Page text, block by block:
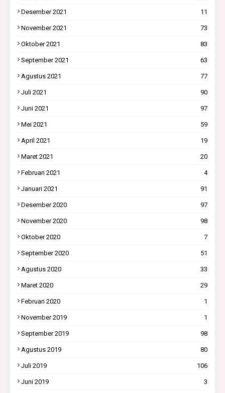
Desember 2021 11
November 2021 73
Oktober 2021 83
September 2021 63
Agustus 2021 77
Juli 2021 90
Juni 2021 97
Mei 2021 59
April 2021 19
Maret 2021 20
Februari 2021 4
Januari 2021 91
Desember 2020 97
November 2020 98
Oktober 2020 7
September 2020 51
Agustus 2020 33
Maret 2020 29
Februari 2020 1
November 2019 1
September 2019 98
Agustus 2019 80
Juli 2019 106
Juni 2019 3